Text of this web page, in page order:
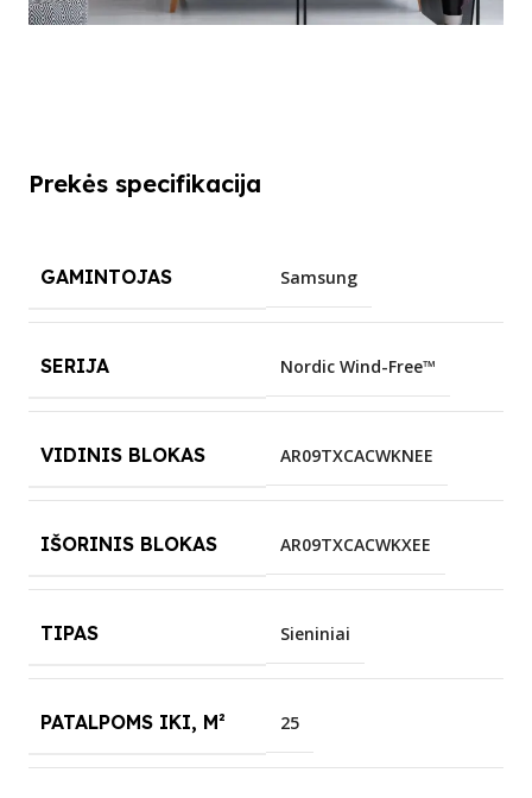
Prekės specifikacija
GAMINTOJAS Samsung
SERIJA Nordic Wind-Free™
VIDINIS BLOKAS AR09TXCACWKNEE
IŠORINIS BLOKAS AR09TXCACWKXEE
TIPAS Sieniniai
PATALPOMS IKI, M² 25